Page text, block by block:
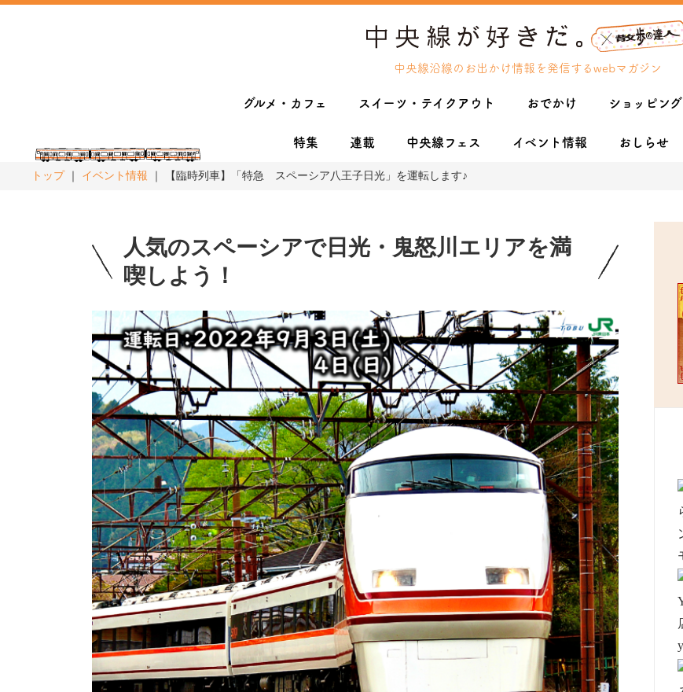
中央線沿線のお出かけ情報を発信するwebマガジン
グルメ・カフェ スイーツ・テイクアウト おでかけ ショッピング
特集 連載 中央線フェス イベント情報 おしらせ
トップ イベント情報 【臨時列車】「特急 スペーシア八王子日光」を運転します♪
人気のスペーシアで日光・鬼怒川エリアを満
喫しよう！